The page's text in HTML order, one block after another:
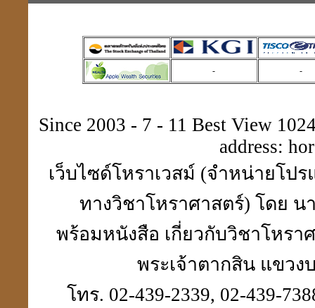
- -
Since 2003 - 7 - 11 Best View
address:
เว็บไซด์โหราเวสม์ (จำหน่ายโป
ทางวิชาโหราศาสตร์) โดย น
พร้อมหนังสือ เกี่ยวกับวิชาโหร
พระเจ้าตากสิน แขวง
โทร. 02-439-2339, 02-439-